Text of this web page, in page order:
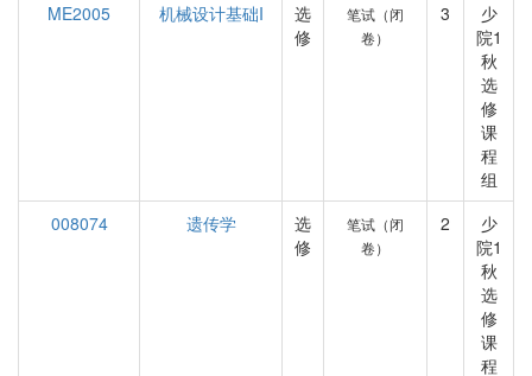
ME2005
机械设计基础I
选
修
笔试（闭
卷）
3
少
院1
秋
选
修
课
程
组
008074
遗传学
选
修
笔试（闭
卷）
2
少
院1
秋
选
修
课
程